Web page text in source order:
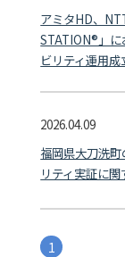
アミタHD、
STATION®」
ビリティ運用成
2026.04.09
福岡県大刀洗
リティ実証に
1